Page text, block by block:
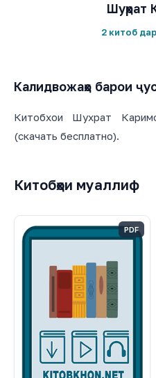
Шуҳрат
2 китоб
Калидвожаҳо барои
Китобхои Шухрат
(скачать бесплатно).
Китобҳои муаллиф
PDF